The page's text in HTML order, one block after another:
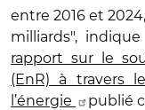
entre 2016 et
milliards",
rapport sur le
(EnR) à travers
l’énergie
publié